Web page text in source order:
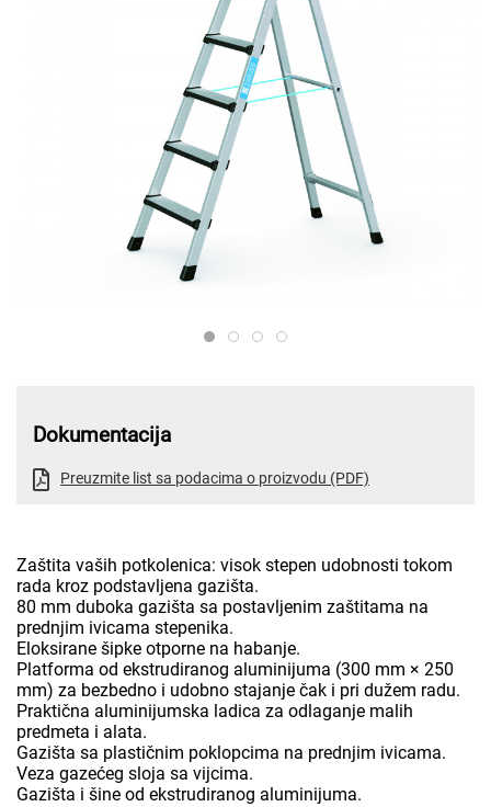
ZARGES 41423 PROD TECH ST L
ZARGES STUFE GEP PROD
ZARGES 41226 41423
ZARGES 41421 41428
Dokumentacija
Preuzmite list sa podacima o proizvodu (PDF)
Zaštita vaših potkolenica: visok stepen udobnosti tokom
rada kroz podstavljena gazišta.
80 mm duboka gazišta sa postavljenim zaštitama na
prednjim ivicama stepenika.
Eloksirane šipke otporne na habanje.
Platforma od ekstrudiranog aluminijuma (300 mm × 250
mm) za bezbedno i udobno stajanje čak i pri dužem radu.
Praktična aluminijumska ladica za odlaganje malih
predmeta i alata.
Gazišta sa plastičnim poklopcima na prednjim ivicama.
Veza gazećeg sloja sa vijcima.
Gazišta i šine od ekstrudiranog aluminijuma.